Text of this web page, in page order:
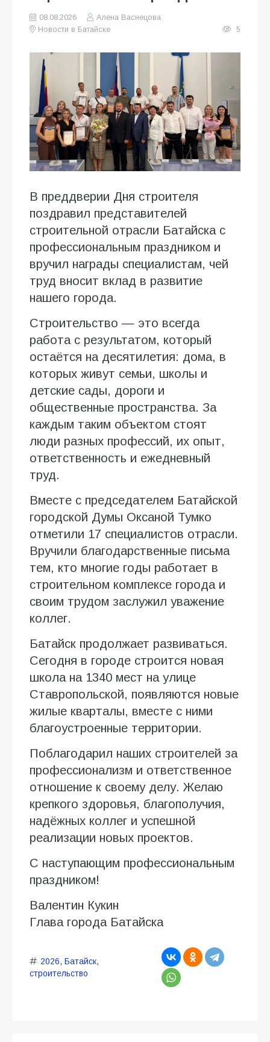
08.08.2026
Алена Васнецова
Новости в Батайске
5
В преддверии Дня строителя
поздравил представителей
строительной отрасли Батайска с
профессиональным праздником и
вручил награды специалистам, чей
труд вносит вклад в развитие
нашего города.
Строительство — это всегда
работа с результатом, который
остаётся на десятилетия: дома, в
которых живут семьи, школы и
детские сады, дороги и
общественные пространства. За
каждым таким объектом стоят
люди разных профессий, их опыт,
ответственность и ежедневный
труд.
Вместе с председателем Батайской
городской Думы Оксаной Тумко
отметили 17 специалистов отрасли.
Вручили благодарственные письма
тем, кто многие годы работает в
строительном комплексе города и
своим трудом заслужил уважение
коллег.
Батайск продолжает развиваться.
Сегодня в городе строится новая
школа на 1340 мест на улице
Ставропольской, появляются новые
жилые кварталы, вместе с ними
благоустроенные территории.
Поблагодарил наших строителей за
профессионализм и ответственное
отношение к своему делу. Желаю
крепкого здоровья, благополучия,
надёжных коллег и успешной
реализации новых проектов.
С наступающим профессиональным
праздником!
Валентин Кукин
Глава города Батайска
2026, Батайск,
строительство